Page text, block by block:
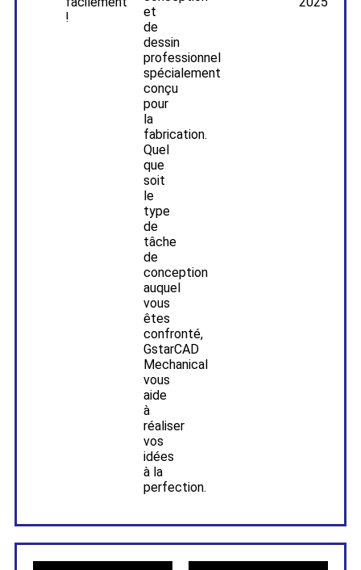
!
et
de
dessin
professionnel
spécialement
conçu
pour
la
fabrication.
Quel
que
soit
le
type
de
tâche
de
conception
auquel
vous
êtes
confronté,
GstarCAD
Mechanical
vous
aide
à
réaliser
vos
idées
à la
perfection.